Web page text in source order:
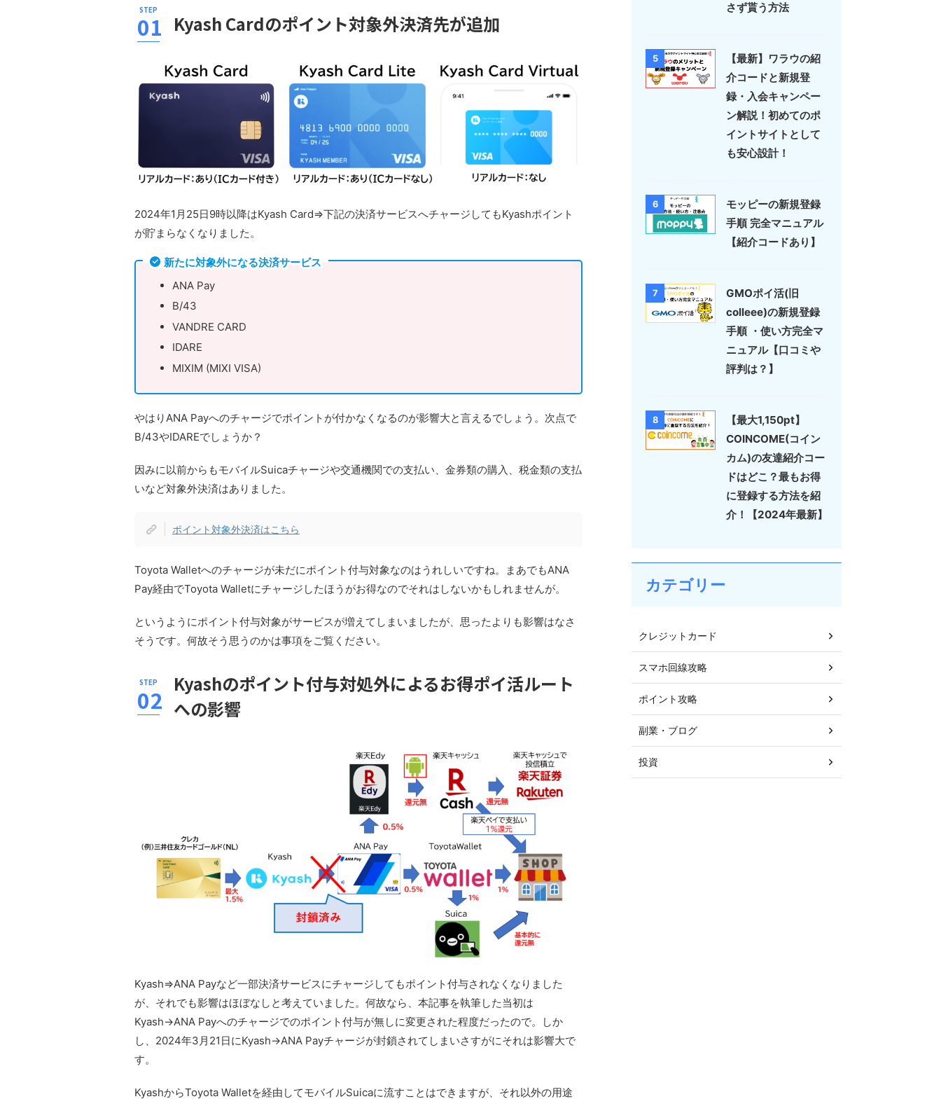
Kyash Cardのポイント対象外決済先が追加
2024年1月25日9時以降はKyash Card⇒下記の決済サービスへチャージしてもKyashポイント
が貯まらなくなりました。
新たに対象外になる決済サービス
ANA Pay
B/43
VANDRE CARD
IDARE
MIXIM (MIXI VISA)
やはりANA Payへのチャージでポイントが付かなくなるのが影響大と言えるでしょう。次点で
B/43やIDAREでしょうか？
因みに以前からもモバイルSuicaチャージや交通機関での支払い、金券類の購入、税金類の支払
いなど対象外決済はありました。
ポイント対象外決済はこちら
Toyota Walletへのチャージが未だにポイント付与対象なのはうれしいですね。まあでもANA
Pay経由でToyota Walletにチャージしたほうがお得なのでそれはしないかもしれませんが。
というようにポイント付与対象がサービスが増えてしまいましたが、思ったよりも影響はなさ
そうです。何故そう思うのかは事項をご覧ください。
Kyashのポイント付与対処外によるお得ポイ活ルート
への影響
Kyash⇒ANA Payなど一部決済サービスにチャージしてもポイント付与されなくなりました
が、それでも影響はほぼなしと考えていました。何故なら、本記事を執筆した当初は
Kyash→ANA Payへのチャージでのポイント付与が無しに変更された程度だったので。しか
し、2024年3月21日にKyash→ANA Payチャージが封鎖されてしまいさすがにそれは影響大で
す。
KyashからToyota Walletを経由してモバイルSuicaに流すことはできますが、それ以外の用途
さず貰う方法
5
【最新】ワラウの紹
介コードと新規登
録・入会キャンペー
ン解説！初めてのポ
イントサイトとして
も安心設計！
6
モッピーの新規登録
手順 完全マニュアル
【紹介コードあり】
7
GMOポイ活(旧
colleee)の新規登録
手順 ・使い方完全マ
ニュアル【口コミや
評判は？】
8
【最大1,150pt】
COINCOME(コイン
カム)の友達紹介コー
ドはどこ？最もお得
に登録する方法を紹
介！【2024年最新】
カテゴリー
クレジットカード
スマホ回線攻略
ポイント攻略
副業・ブログ
投資